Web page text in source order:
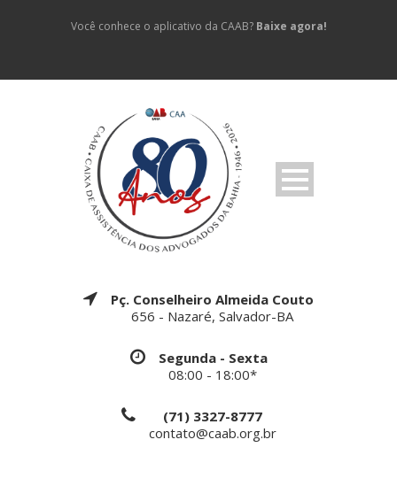
Você conhece o aplicativo da CAAB? Baixe agora!
Pç. Conselheiro Almeida Couto
656 - Nazaré, Salvador-BA
Segunda - Sexta
08:00 - 18:00*
(71) 3327-8777
contato@caab.org.br